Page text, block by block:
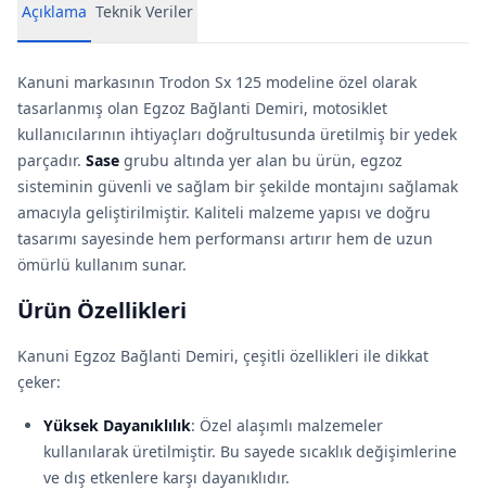
Açıklama Teknik Veriler
Kanuni markasının Trodon Sx 125 modeline özel olarak
tasarlanmış olan Egzoz Bağlanti Demiri, motosiklet
kullanıcılarının ihtiyaçları doğrultusunda üretilmiş bir yedek
parçadır. Sase grubu altında yer alan bu ürün, egzoz
sisteminin güvenli ve sağlam bir şekilde montajını sağlamak
amacıyla geliştirilmiştir. Kaliteli malzeme yapısı ve doğru
tasarımı sayesinde hem performansı artırır hem de uzun
ömürlü kullanım sunar.
Ürün Özellikleri
Kanuni Egzoz Bağlanti Demiri, çeşitli özellikleri ile dikkat
çeker:
Yüksek Dayanıklılık: Özel alaşımlı malzemeler
kullanılarak üretilmiştir. Bu sayede sıcaklık değişimlerine
ve dış etkenlere karşı dayanıklıdır.